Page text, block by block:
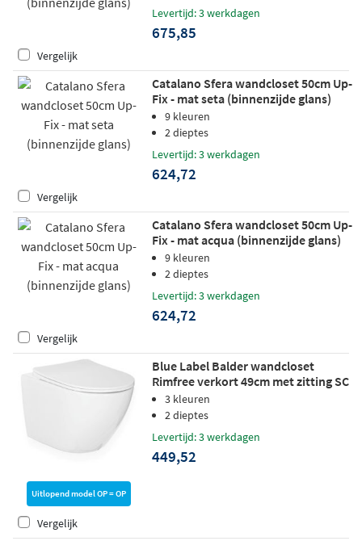
Levertijd: 3 werkdagen
675,85
Vergelijk
Catalano Sfera wandcloset 50cm Up-
Fix - mat seta (binnenzijde glans)
9 kleuren
2 dieptes
Levertijd: 3 werkdagen
624,72
Vergelijk
Catalano Sfera wandcloset 50cm Up-
Fix - mat acqua (binnenzijde glans)
9 kleuren
2 dieptes
Levertijd: 3 werkdagen
624,72
Vergelijk
Uitlopend model OP = OP
Blue Label Balder wandcloset
Rimfree verkort 49cm met zitting SC
& QR - mat wit
3 kleuren
2 dieptes
Levertijd: 3 werkdagen
449,52
Vergelijk